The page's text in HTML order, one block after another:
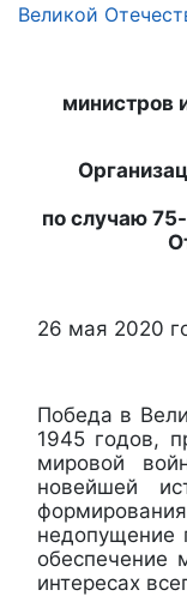
Великой
министров
по случаю
26 мая 2020
Победа в
1945 годов,
мировой
новейшей
недопущение
обеспечение
интересах